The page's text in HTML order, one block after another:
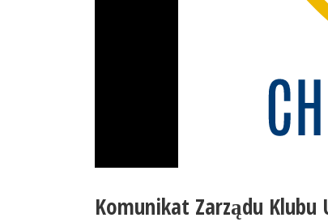
Komunikat Zarządu Klubu